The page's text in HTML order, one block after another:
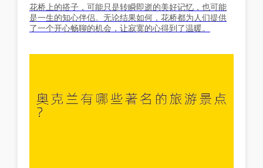
花桥上的搭子，可能只是转瞬即逝的美好记忆，也可能
是一生的知心伴侣。无论结果如何，花桥都为人们提供
了一个开心畅聊的机会，让寂寞的心得到了温暖。